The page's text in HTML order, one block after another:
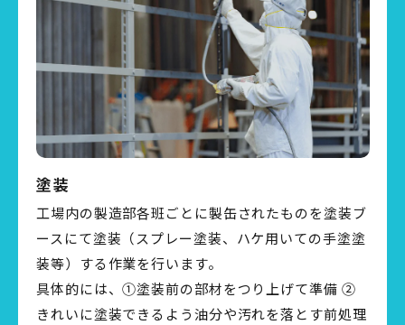
塗装
工場内の製造部各班ごとに製缶されたものを塗装ブ
ースにて塗装（スプレー塗装、ハケ用いての手塗塗
装等）する作業を行います。
具体的には、①塗装前の部材をつり上げて準備 ②
きれいに塗装できるよう油分や汚れを落とす前処理